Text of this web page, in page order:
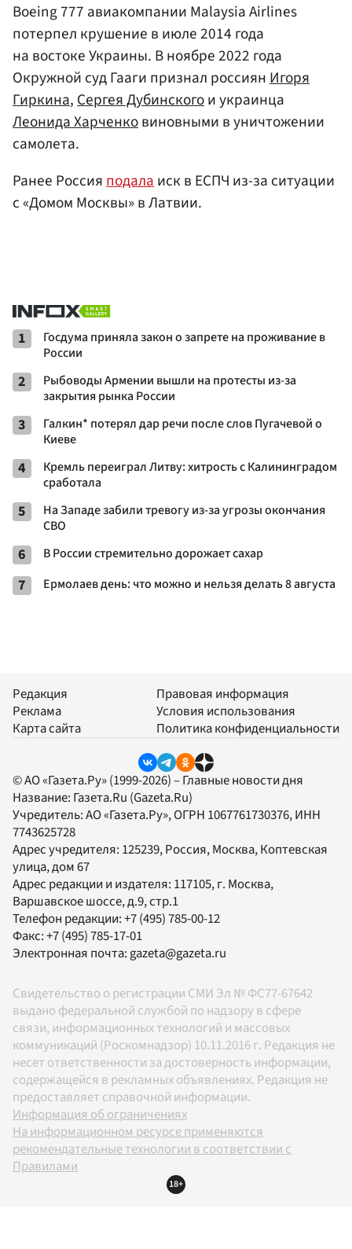
Boeing 777 авиакомпании Malaysia Airlines
потерпел крушение в июле 2014 года
на востоке Украины. В ноябре 2022 года
Окружной суд Гааги признал россиянИгоря
Гиркина,Сергея Дубинскогои украинца
Леонида Харченковиновными в уничтожении
самолета.
Ранее Россияподалаиск в ЕСПЧ из-за ситуации
с «Домом Москвы» в Латвии.
1
Госдума приняла закон о запрете на проживание в
России
2
Рыбоводы Армении вышли на протесты из-за
закрытия рынка России
3
Галкин* потерял дар речи после слов Пугачевой о
Киеве
4
Кремль переиграл Литву: хитрость с Калининградом
сработала
5
На Западе забили тревогу из-за угрозы окончания
СВО
6 В России стремительно дорожает сахар
7 Ермолаев день: что можно и нельзя делать 8 августа
Редакция
Реклама
Карта сайта
Правовая информация
Условия использования
Политика конфиденциальности
© АО «Газета.Ру» (1999-2026) – Главные новости дня
Название: Газета.Ru (Gazeta.Ru)
Учредитель:АО «Газета.Ру», ОГРН 1067761730376, ИНН
7743625728
Адрес учредителя: 125239, Россия, Москва, Коптевская
улица, дом 67
Адрес редакции и издателя: 117105, г. Москва,
Варшавское шоссе, д.9, стр.1
Телефон редакции:+7 (495) 785-00-12
Факс:+7 (495) 785-17-01
Электронная почта: gazeta@gazeta.ru
Свидетельство о регистрации СМИ Эл № ФС77-67642
выдано федеральной службой по надзору в сфере
связи, информационных технологий и массовых
коммуникаций (Роскомнадзор) 10.11.2016 г. Редакция не
несет ответственности за достоверность информации,
содержащейся в рекламных объявлениях. Редакция не
предоставляет справочной информации.
Информация об ограничениях
На информационном ресурсе применяются
рекомендательные технологии в соответствии с
Правилами
18+